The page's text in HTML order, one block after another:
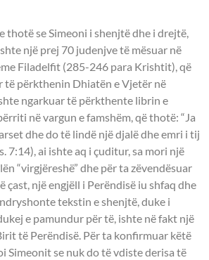
thotë se Simeoni i shenjtë dhe i drejtë,
një prej 70 judenjve të mësuar në
Filadelfit (285-246 para Krishtit), që
të përkthenin Dhiatën e Vjetër në
ngarkuar të përkthente librin e
në vargun e famshëm, që thotë: “Ja
dhe do të lindë një djalë dhe emri i tij
7:14), ai ishte aq i çuditur, sa mori një
“virgjëreshë” dhe për ta zëvendësuar
çast, një engjëll i Perëndisë iu shfaq dhe
tekstin e shenjtë, duke i
e pamundur për të, ishte në fakt një
të Perëndisë. Për ta konfirmuar këtë
Simeonit se nuk do të vdiste derisa të